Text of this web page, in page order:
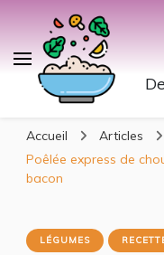
Accueil Articles
Poêlée express de
bacon
LÉGUMES